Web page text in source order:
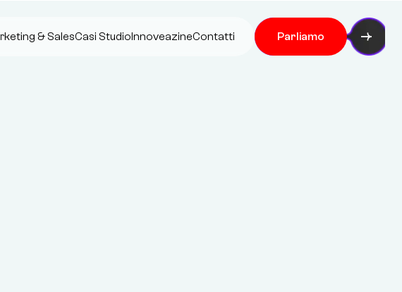
& SalesCasi StudioInnoveazineContatti Parliamo